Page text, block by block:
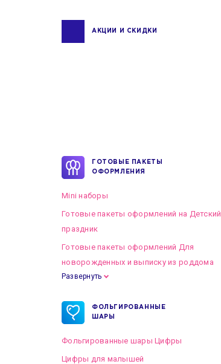
АКЦИИ И СКИДКИ
ГОТОВЫЕ ПАКЕТЫ
ОФОРМЛЕНИЯ
Mini наборы
Готовые пакеты оформлений на Детский
праздник
Готовые пакеты оформлений Для
новорожденных и выписку из роддома
Готовые пакеты оформлений на Свадьбу
Развернуть
ФОЛЬГИРОВАННЫЕ
ШАРЫ
Фольгированные шары Цифры
Цифры для малышей